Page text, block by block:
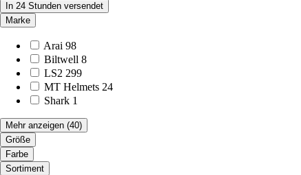
In 24 Stunden versendet
Marke
Arai 98
Biltwell 8
LS2 299
MT Helmets 24
Shark 1
Mehr anzeigen (40)
Größe
Farbe
Sortiment